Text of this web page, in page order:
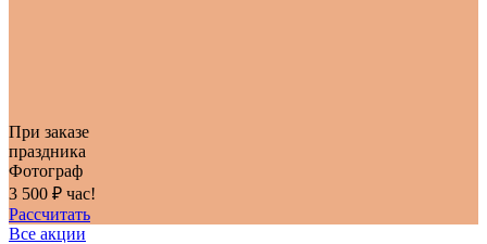
При заказе
праздника
Фотограф
3 500 ₽ час!
Рассчитать
Все акции